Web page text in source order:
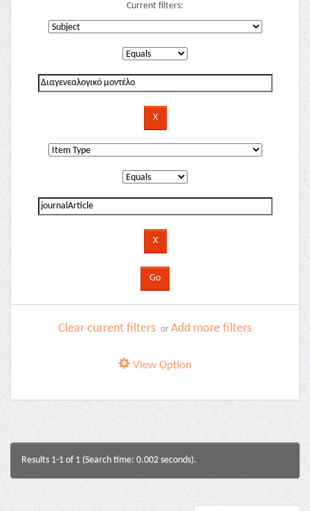
Current filters:
Clear current filters or Add more filters
View Option
Results 1-1 of 1 (Search time: 0.002 seconds).